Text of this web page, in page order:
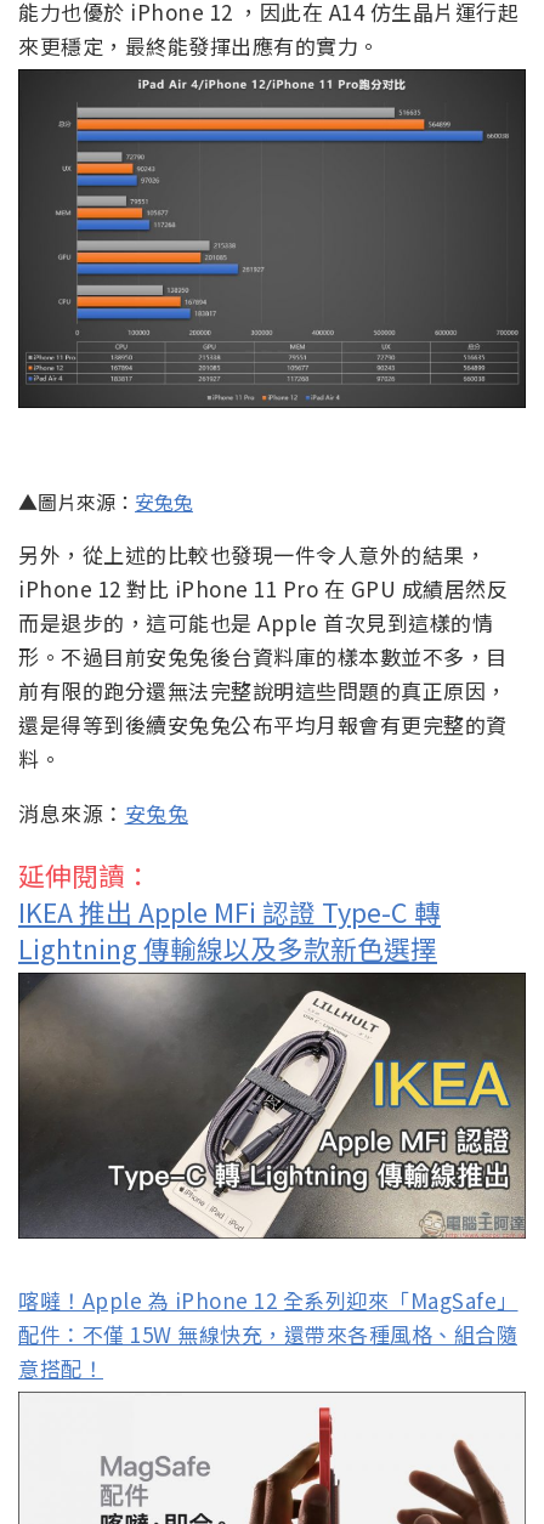
能力也優於 iPhone 12 ，因此在 A14 仿生晶片運行起
來更穩定，最終能發揮出應有的實力。
▲圖片來源： 安兔兔
另外，從上述的比較也發現一件令人意外的結果，
iPhone 12 對比 iPhone 11 Pro 在 GPU 成績居然反
而是退步的，這可能也是 Apple 首次見到這樣的情
形。不過目前安兔兔後台資料庫的樣本數並不多，目
前有限的跑分還無法完整說明這些問題的真正原因，
還是得等到後續安兔兔公布平均月報會有更完整的資
料。
消息來源： 安兔兔
延伸閱讀：
IKEA 推出 Apple MFi 認證 Type-C 轉
Lightning 傳輸線以及多款新色選擇
喀噠！Apple 為 iPhone 12 全系列迎來「MagSafe」
配件：不僅 15W 無線快充，還帶來各種風格、組合隨
意搭配！